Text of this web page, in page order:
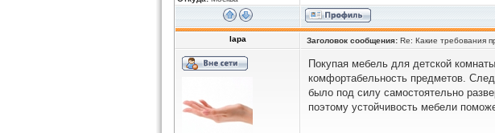
lapa Заголовок сообщения: Re: Какие требования
Покупая мебель для детской
комфортабельность предметов.
было под силу самостоятельно
поэтому устойчивость мебели